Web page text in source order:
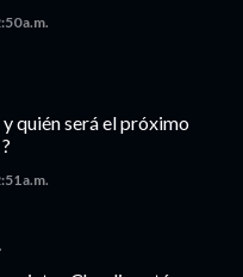
a.m.
quién será el próximo
a.m.